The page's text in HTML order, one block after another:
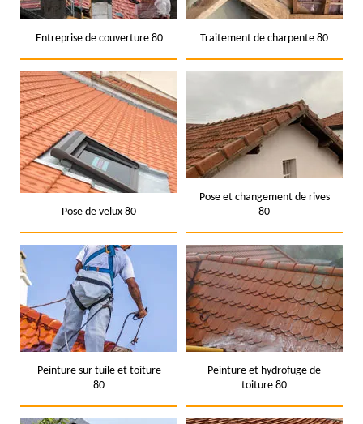
Entreprise de couverture 80 Traitement de charpente 80
Pose de velux 80
Pose et changement de rives
80
Peinture sur tuile et toiture
80
Peinture et hydrofuge de
toiture 80